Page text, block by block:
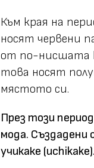
Към края на
носят червени
от по-нисшата
това носят
мястото си.
През този
мода. Създадени
учикаке (uchikake).